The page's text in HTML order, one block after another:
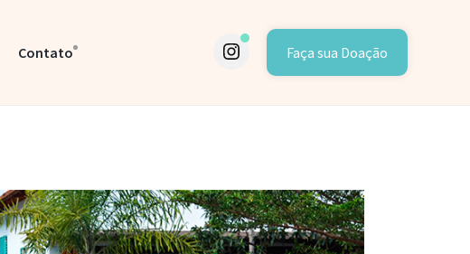
Contato Faça sua Doação